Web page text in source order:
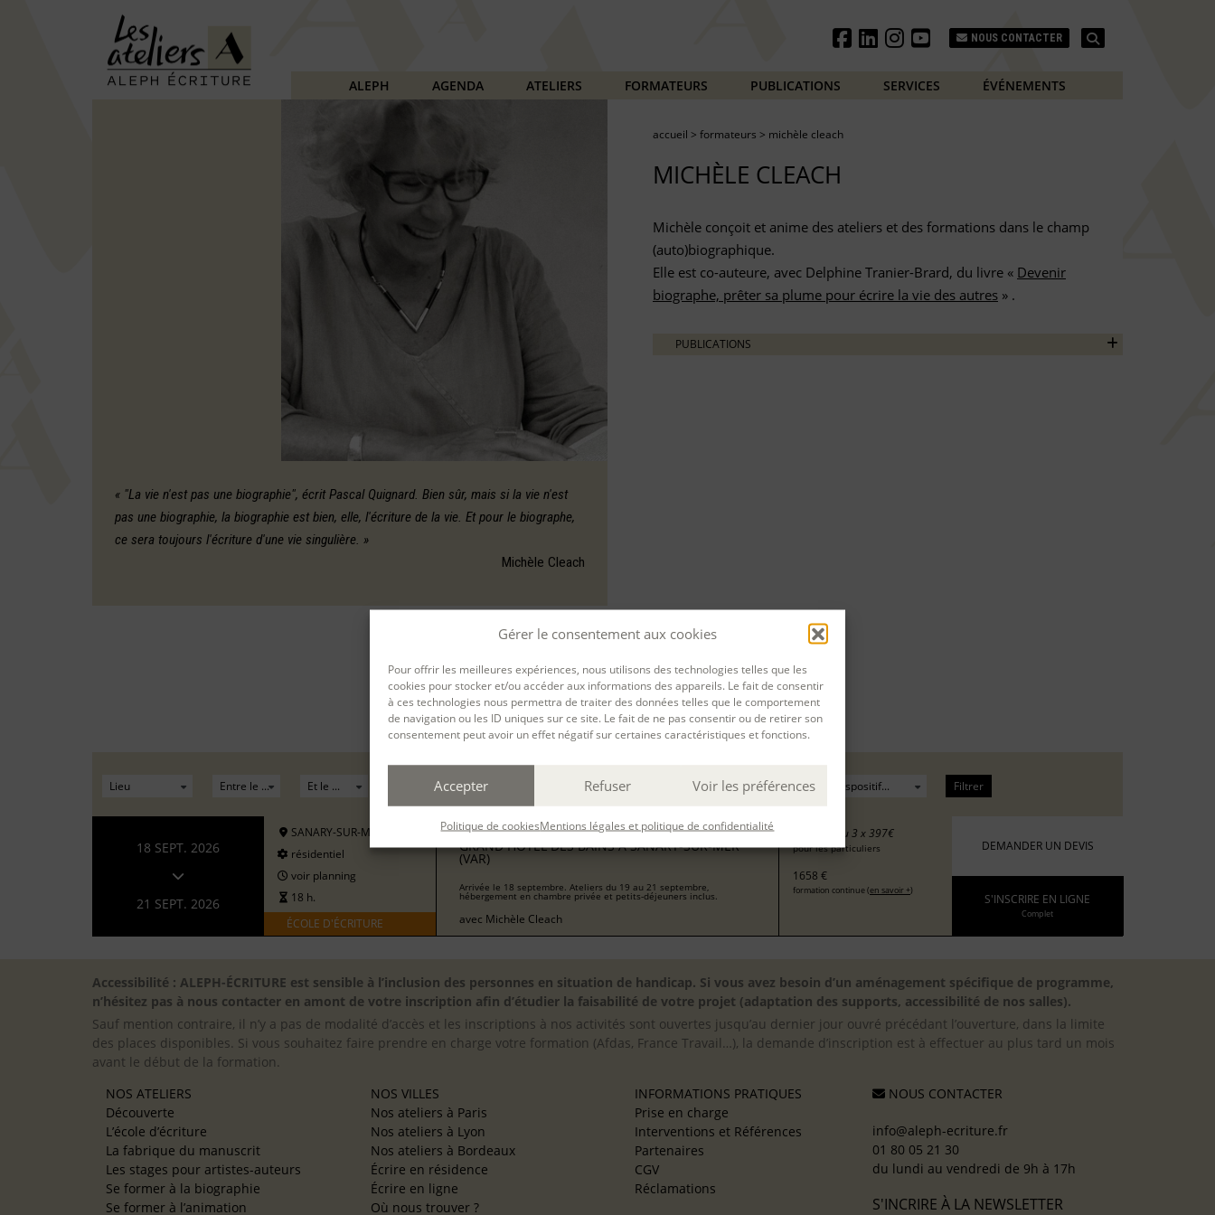
Gérer le consentement aux cookies
Pour offrir les meilleures expériences, nous utilisons des technologies telles que les
cookies pour stocker et/ou accéder aux informations des appareils. Le fait de consentir
à ces technologies nous permettra de traiter des données telles que le comportement
de navigation ou les ID uniques sur ce site. Le fait de ne pas consentir ou de retirer son
consentement peut avoir un effet négatif sur certaines caractéristiques et fonctions.
Accepter Refuser Voir les préférences
Politique de cookiesMentions légales et politique de confidentialité
NOUS CONTACTER
ALEPH AGENDA ATELIERS FORMATEURS PUBLICATIONS SERVICES ÉVÉNEMENTS
« "La vie n'est pas une biographie", écrit Pascal Quignard. Bien sûr, mais si la vie n'est
pas une biographie, la biographie est bien, elle, l'écriture de la vie. Et pour le biographe,
ce sera toujours l'écriture d'une vie singulière. »
Michèle Cleach
PARTAGER
accueil > formateurs > michèle cleach
MICHÈLE CLEACH
Michèle conçoit et anime des ateliers et des formations dans le champ
(auto)biographique.
Elle est co-auteure, avec Delphine Tranier-Brard, du livre « Devenir
biographe, prêter sa plume pour écrire la vie des autres » .
PUBLICATIONS
Filtrer
18 SEPT. 2026
21 SEPT. 2026
SANARY-SUR-MER
résidentiel
voir planning
18 h.
ÉCOLE D'ÉCRITURE
ÉCRIRE DANS LE SILLAGE DE LIONEL DUROY AU
GRAND HÔTEL DES BAINS À SANARY-SUR-MER
(VAR)
Arrivée le 18 septembre. Ateliers du 19 au 21 septembre,
hébergement en chambre privée et petits-déjeuners inclus.
avec Michèle Cleach
ou 3 x 397€
pour les particuliers
1658 €
formation continue (en savoir +)
DEMANDER UN DEVIS
S'INSCRIRE EN LIGNE
Complet
Accessibilité : ALEPH-ÉCRITURE est sensible à l’inclusion des personnes en situation de handicap. Si vous avez besoin d’un aménagement spécifique de programme,
n’hésitez pas à nous contacter en amont de votre inscription afin d’étudier la faisabilité de votre projet (adaptation des supports, accessibilité de nos salles).
Sauf mention contraire, il n’y a pas de modalité d’accès et les inscriptions à nos activités sont ouvertes jusqu’au dernier jour ouvré précédant l’ouverture, dans la limite
des places disponibles. Si vous souhaitez faire prendre en charge votre formation (Afdas, France Travail…), la demande d’inscription est à effectuer au plus tard un mois
avant le début de la formation.
NOS ATELIERS
Découverte
L’école d’écriture
La fabrique du manuscrit
Les stages pour artistes-auteurs
Se former à la biographie
Se former à l’animation
NOS VILLES
Nos ateliers à Paris
Nos ateliers à Lyon
Nos ateliers à Bordeaux
Écrire en résidence
Écrire en ligne
Où nous trouver ?
INFORMATIONS PRATIQUES
Prise en charge
Interventions et Références
Partenaires
CGV
Réclamations
NOUS CONTACTER
info@aleph-ecriture.fr
01 80 05 21 30
du lundi au vendredi de 9h à 17h
S'INCRIRE À LA NEWSLETTER